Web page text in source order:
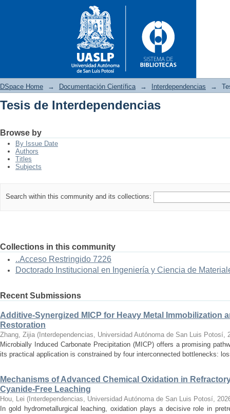
DSpace Home → Documentación Científica → Interdependencias →
Tesis de Interdependencias
Browse by
By Issue Date
Authors
Titles
Subjects
Search within this community and its collections:
Collections in this community
..Acceso Restringido 7226
Doctorado Institucional en Ingeniería y Ciencia de
Recent Submissions
Additive-Synergized MICP for Heavy Metal Immobilization
Restoration
Zhang, Zijia ( Interdependencias, Universidad Autónoma de San Luis Potosí,
Microbially Induced Carbonate Precipitation (MICP) offers a promising
its practical application is constrained by four interconnected bottlenecks:
Mechanisms of Advanced Chemical Oxidation in
Cyanide-Free Leaching
Hou, Lei ( Interdependencias, Universidad Autónoma de San Luis Potosí,
In gold hydrometallurgical leaching, oxidation plays a decisive role in